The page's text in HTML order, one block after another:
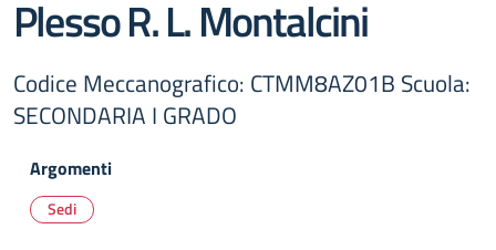
Plesso R. L. Montalcini
Codice Meccanografico: CTMM8AZ01B Scuola:
SECONDARIA I GRADO
Argomenti
Sedi